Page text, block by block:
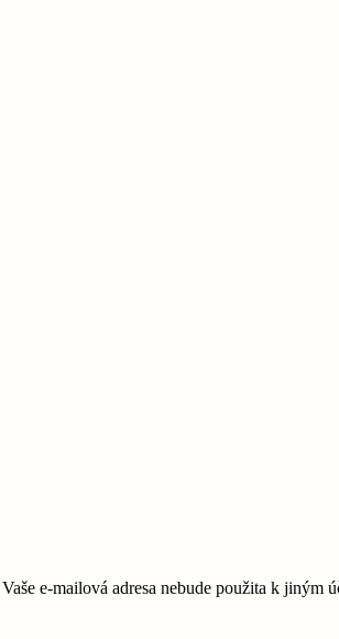
e-mailová adresa nebude použita k jiným